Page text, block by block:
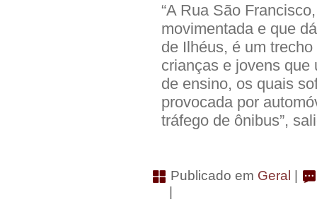
“A Rua São
movimentada e que
de Ilhéus, é um
crianças e jovens que
de ensino, os quais
provocada por
tráfego de ônibus”,
Publicado em Geral |
|